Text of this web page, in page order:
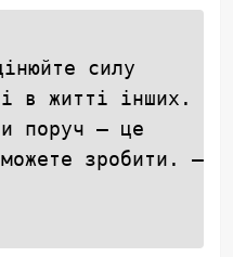
силу
в житті інших.
поруч – це
зробити. –